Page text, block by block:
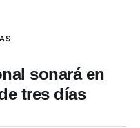
sonará en
tres días